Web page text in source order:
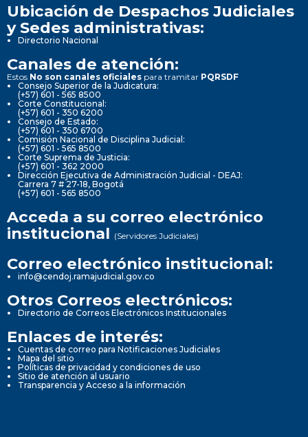
Ubicación de Despachos Judiciales
y Sedes administrativas:
Directorio Nacional
Canales de atención:
Estos No son canales oficiales para tramitar PQRSDF
Consejo Superior de la Judicatura:
(+57) 601 - 565 8500
Corte Constitucional:
(+57) 601 - 350 6200
Consejo de Estado:
(+57) 601 - 350 6700
Comisión Nacional de Disciplina Judicial:
(+57) 601 - 565 8500
Corte Suprema de Justicia:
(+57) 601 - 362 2000
Dirección Ejecutiva de Administración Judicial - DEAJ:
Carrera 7 # 27-18, Bogotá
(+57) 601 - 565 8500
Acceda a su correo electrónico
institucional (Servidores Judiciales)
Correo electrónico institucional:
info@cendoj.ramajudicial.gov.co
Otros Correos electrónicos:
Directorio de Correos Electrónicos Institucionales
Enlaces de interés:
Cuentas de correo para Notificaciones Judiciales
Mapa del sitio
Políticas de privacidad y condiciones de uso
Sitio de atención al usuario
Transparencia y Acceso a la información